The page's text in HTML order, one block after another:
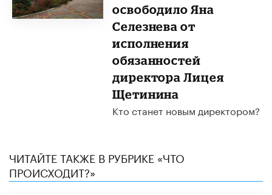
освободило Яна
Селезнева от
исполнения
обязанностей
директора Лицея
Щетинина
Кто станет новым директором?
ЧИТАЙТЕ ТАКЖЕ В РУБРИКЕ «ЧТО
ПРОИСХОДИТ?»